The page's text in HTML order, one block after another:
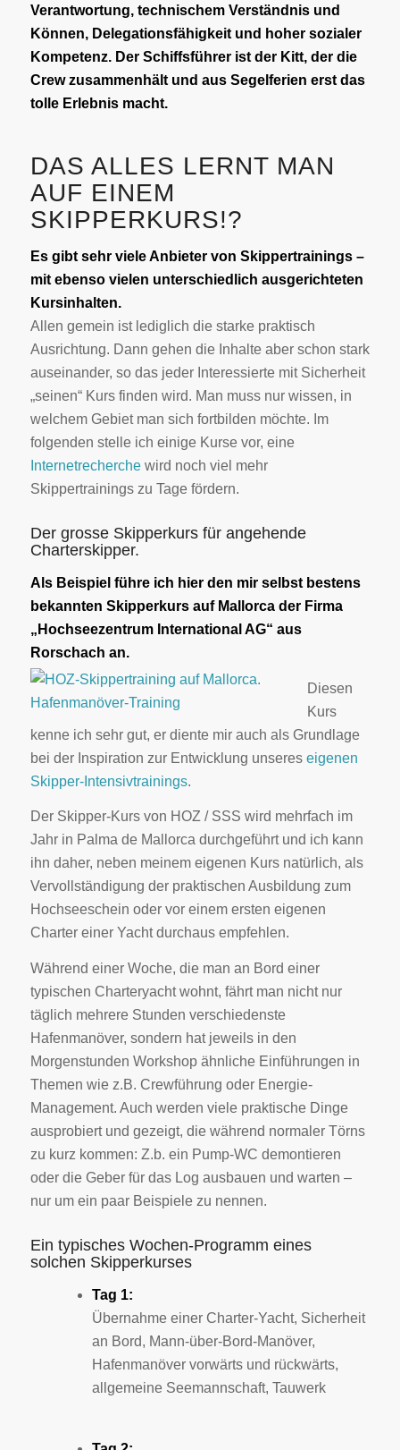
Verantwortung, technischem Verständnis und
Können, Delegationsfähigkeit und hoher sozialer
Kompetenz. Der Schiffsführer ist der Kitt, der die
Crew zusammenhält und aus Segelferien erst das
tolle Erlebnis macht.
DAS ALLES LERNT MAN
AUF EINEM
SKIPPERKURS!?
Es gibt sehr viele Anbieter von Skippertrainings –
mit ebenso vielen unterschiedlich ausgerichteten
Kursinhalten.
Allen gemein ist lediglich die starke praktisch
Ausrichtung. Dann gehen die Inhalte aber schon stark
auseinander, so das jeder Interessierte mit Sicherheit
„seinen“ Kurs finden wird. Man muss nur wissen, in
welchem Gebiet man sich fortbilden möchte. Im
folgenden stelle ich einige Kurse vor, eine
Internetrecherchewird noch viel mehr
Skippertrainings zu Tage fördern.
Der grosse Skipperkurs für angehende
Charterskipper.
Als Beispiel führe ich hier den mir selbst bestens
bekannten Skipperkurs auf Mallorca der Firma
„Hochseezentrum International AG“ aus
Rorschach an.
Diesen
Kurs
kenne ich sehr gut, er diente mir auch als Grundlage
bei der Inspiration zur Entwicklung unseres eigenen
Skipper-Intensivtrainings.
Der Skipper-Kurs von HOZ / SSS wird mehrfach im
Jahr in Palma de Mallorca durchgeführt und ich kann
ihn daher, neben meinem eigenen Kurs natürlich, als
Vervollständigung der praktischen Ausbildung zum
Hochseeschein oder vor einem ersten eigenen
Charter einer Yacht durchaus empfehlen.
Während einer Woche, die man an Bord einer
typischen Charteryacht wohnt, fährt man nicht nur
täglich mehrere Stunden verschiedenste
Hafenmanöver, sondern hat jeweils in den
Morgenstunden Workshop ähnliche Einführungen in
Themen wie z.B. Crewführung oder Energie-
Management. Auch werden viele praktische Dinge
ausprobiert und gezeigt, die während normaler Törns
zu kurz kommen: Z.b. ein Pump-WC demontieren
oder die Geber für das Log ausbauen und warten –
nur um ein paar Beispiele zu nennen.
Ein typisches Wochen-Programm eines
solchen Skipperkurses
Tag 1:
Übernahme einer Charter-Yacht, Sicherheit
an Bord, Mann-über-Bord-Manöver,
Hafenmanöver vorwärts und rückwärts,
allgemeine Seemannschaft, Tauwerk